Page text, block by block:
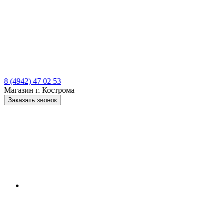
8 (4942) 47 02 53
Магазин г. Кострома
Заказать звонок